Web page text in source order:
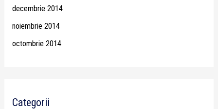
decembrie 2014
noiembrie 2014
octombrie 2014
Categorii